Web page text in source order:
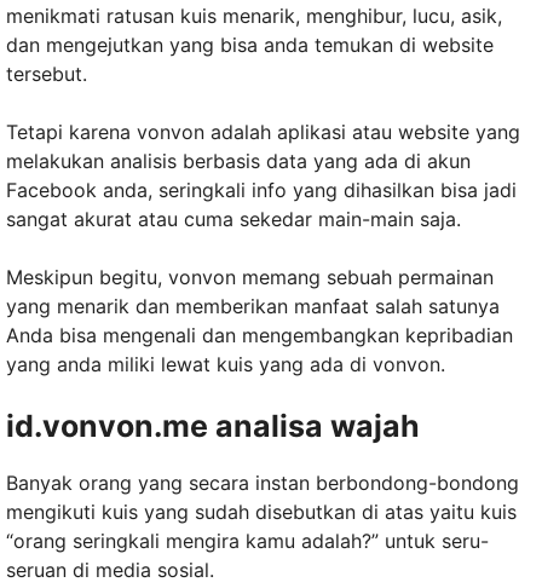
menikmati ratusan kuis menarik, menghibur, lucu, asik,
dan mengejutkan yang bisa anda temukan di website
tersebut.
Tetapi karena vonvon adalah aplikasi atau website yang
melakukan analisis berbasis data yang ada di akun
Facebook anda, seringkali info yang dihasilkan bisa jadi
sangat akurat atau cuma sekedar main-main saja.
Meskipun begitu, vonvon memang sebuah permainan
yang menarik dan memberikan manfaat salah satunya
Anda bisa mengenali dan mengembangkan kepribadian
yang anda miliki lewat kuis yang ada di vonvon.
id.vonvon.me analisa wajah
Banyak orang yang secara instan berbondong-bondong
mengikuti kuis yang sudah disebutkan di atas yaitu kuis
“orang seringkali mengira kamu adalah?” untuk seru-
seruan di media sosial.